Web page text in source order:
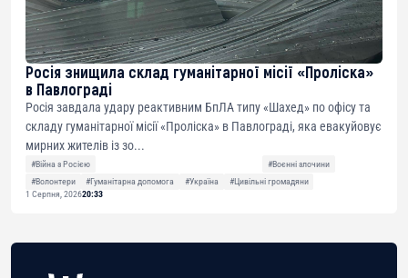
Росія знищила склад гуманітарної місії «Проліска»
в Павлограді
Росія завдала удару реактивним БпЛА типу «Шахед» по офісу та
складу гуманітарної місії «Проліска» в Павлограді, яка евакуйовує
мирних жителів із зо...
#Війна з Росією
#Воєнні злочини
#Волонтери
#Гуманітарна допомога #Україна
#Цивільні громадяни
1 Серпня, 202620:33